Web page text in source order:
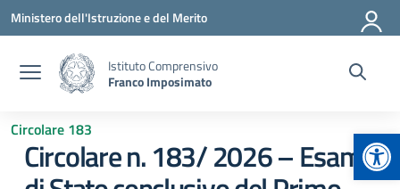
Vai ai contenuti
Vai al menu di navigazione
Vai al footer
Ministero dell'Istruzione e del Merito
Istituto Comprensivo
Franco Imposimato
Circolare 183
Circolare n. 183/ 2026 – Esame